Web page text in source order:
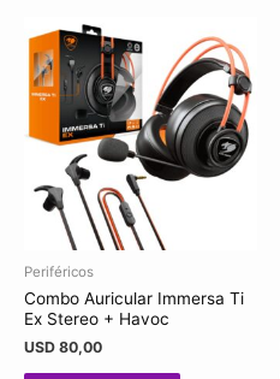
Periféricos
Combo Auricular Immersa Ti
Ex Stereo + Havoc
USD 80,00